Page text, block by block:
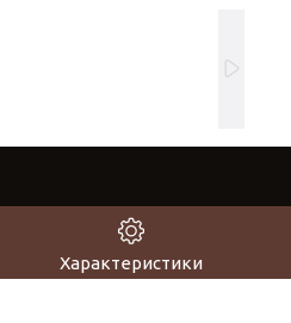
Характеристики